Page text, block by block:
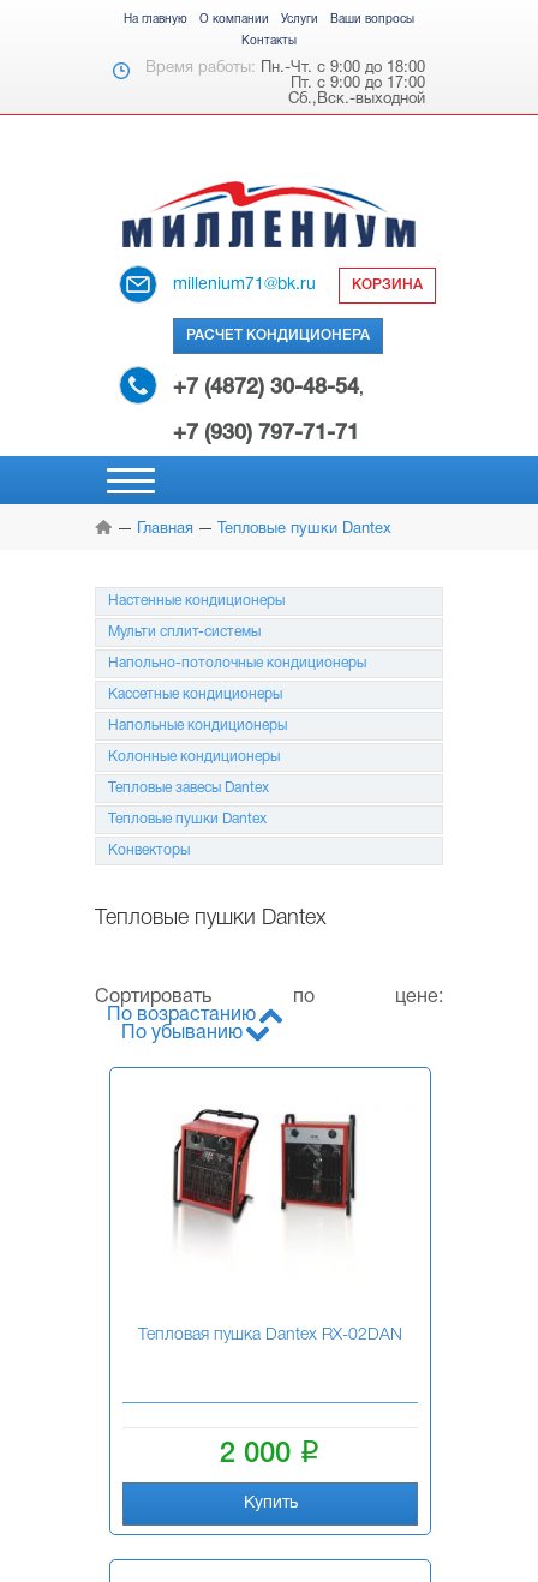
На главную О компании Услуги
Ваши вопросы
Контакты
Время работы: Пн.-Чт. с 9:00 до 18:00
Пт. с 9:00 до 17:00
Сб.,Вск.-выходной
millenium71@bk.ru КОРЗИНА
РАСЧЕТ КОНДИЦИОНЕРА
+7 (4872) 30-48-54,
+7 (930) 797-71-71
НАСТЕННЫЕ
МУЛЬТИ
СПЛИТ-СИСТЕМЫ
НАПОЛЬНО-ПОТОЛОЧНЫЕ
СИСТЕМЫ
КАССЕТНЫЕ
КОНДИЦИОНЕРЫ
КОНДИЦИОНЕРЫ
МОБИЛЬНЫЕ
АКЦИИ
Главная Тепловые пушки Dantex
Настенные кондиционеры
Мульти сплит-системы
Напольно-потолочные кондиционеры
Кассетные кондиционеры
Напольные кондиционеры
Колонные кондиционеры
Тепловые завесы Dantex
Тепловые пушки Dantex
Конвекторы
Тепловые пушки Dantex
Сортировать по цене:
По возрастанию
По убыванию
Тепловая пушка Dantex RX-02DAN
2 000 i
Купить